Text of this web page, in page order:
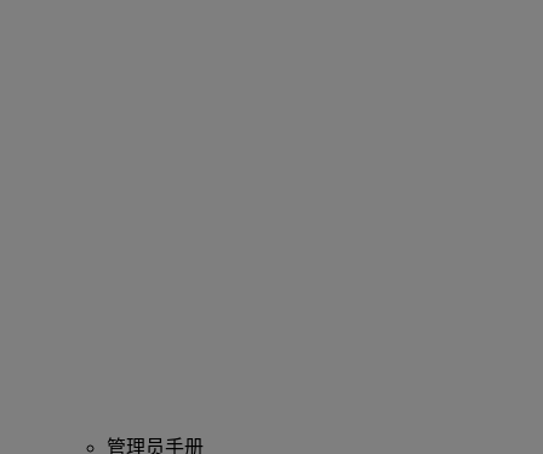
管理员手册